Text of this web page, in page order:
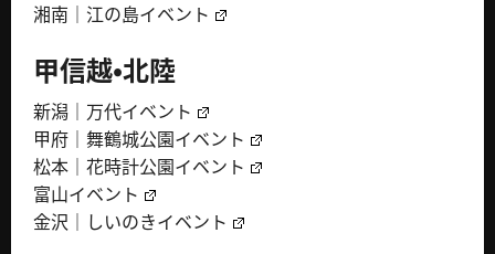
湘南｜江の島イベント
甲信越・北陸
新潟｜万代イベント
甲府｜舞鶴城公園イベント
松本｜花時計公園イベント
富山イベント
金沢｜しいのきイベント